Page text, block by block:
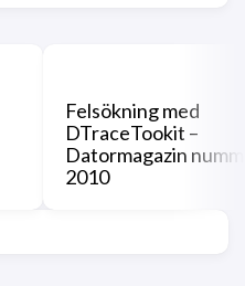
Felsökning med
DTraceTookit –
Datormagazin
2010